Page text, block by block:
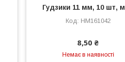
Гудзики 11 мм, 10 шт,
HM161042
8,50 ₴
Немає в наявності